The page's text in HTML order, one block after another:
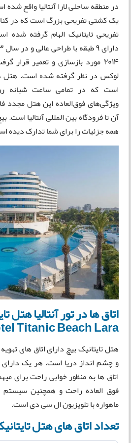
در منطقه ساحلی لارا آنتالیا واقع
یک کشتی تفریحی بزرگ است که در
تفریحی تایتانیک الهام گرفته شده
2014 مورد بازسازی و تعمیر
است که در تمامی ساعت شبانه
آن تا فرودگاه بین المللی آنتالیا است.
همه جزئيات را برای شما تدارک ديده
اتاق ها در تور آنتالیا هتل
Titanic Beach Lara):
هتل تایتانیک بیچ دارای اتاق های
و چشم انداز دریا است. هر یک
اتاق ها به منظور خوابی راحت برای
فوق العاده راحت و همچنین سيستم
ماهواره با تلويزيون ال سی دی است.
تعداد اتاق های هتل